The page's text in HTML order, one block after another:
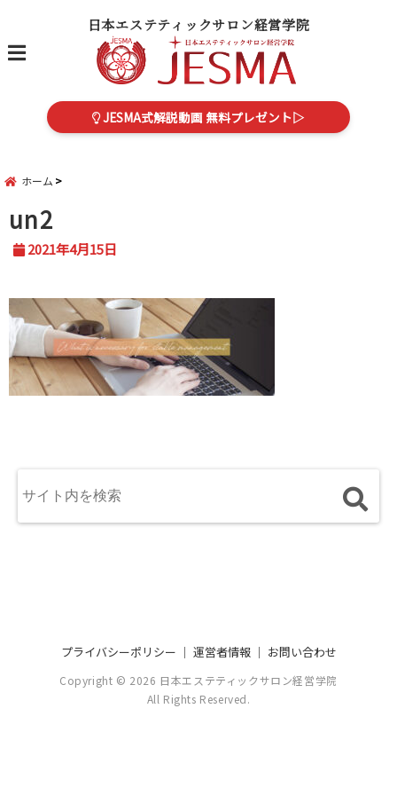
日本エステティックサロン経営学院
menu
JESMA式解説動画 無料プレゼント▷
ホーム
un2
2021年4月15日
プライバシーポリシー ｜ 運営者情報 ｜ お問い合わせ
Copyright © 2026 日本エステティックサロン経営学院
All Rights Reserved.